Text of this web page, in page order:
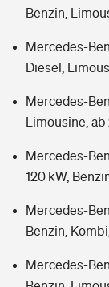
Benzin,
Mercedes-
Diesel,
Mercedes-
Limousine,
Mercedes-
120 kW,
Mercedes-
Benzin,
Mercedes-